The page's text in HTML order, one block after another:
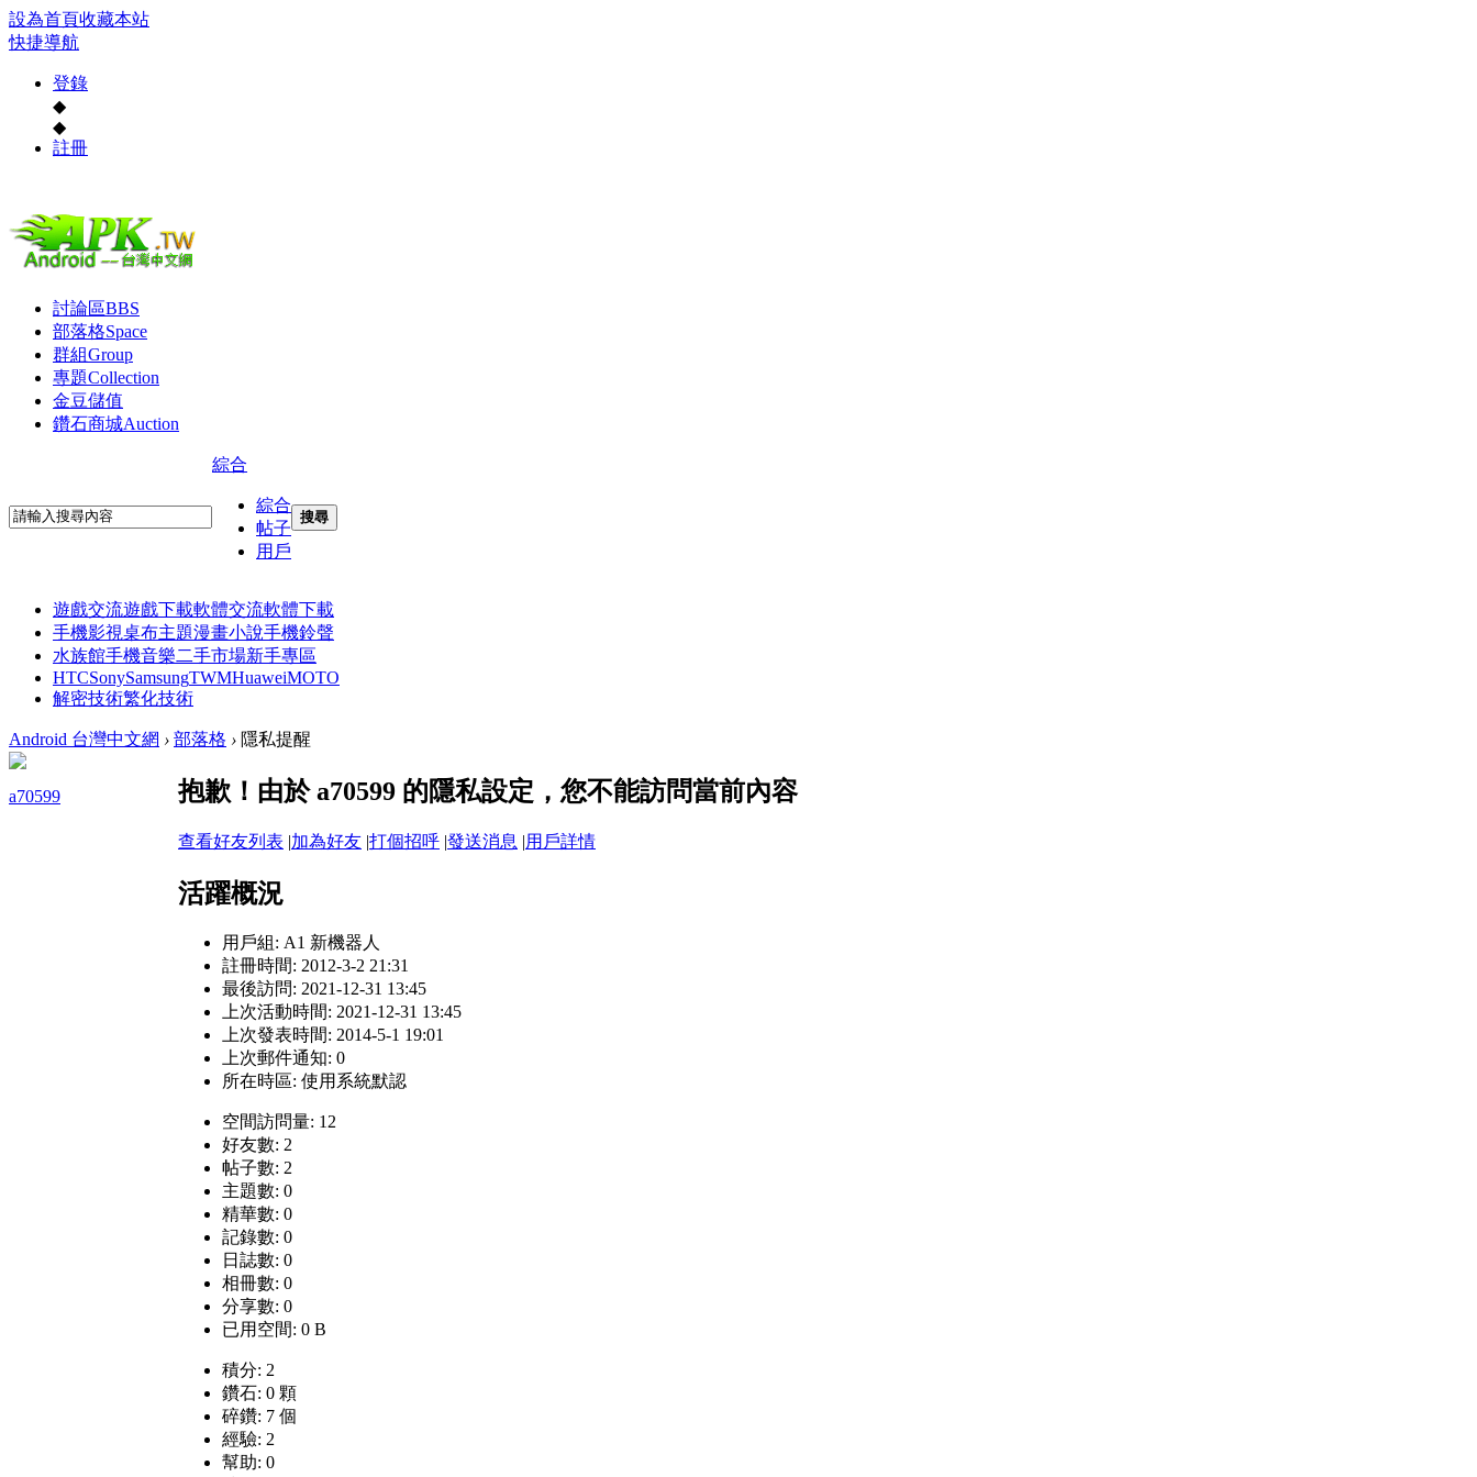
設為首頁收藏本站
快捷導航
登錄
◆
◆
註冊
討論區BBS
部落格Space
群組Group
專題Collection
金豆儲值
鑽石商城Auction
綜合
綜合
帖子
用戶
搜尋
遊戲交流遊戲下載軟體交流軟體下載
手機影視桌布主題漫畫小說手機鈴聲
水族館手機音樂二手市場新手專區
HTCSonySamsungTWMHuaweiMOTO
解密技術繁化技術
Android 台灣中文網 › 部落格 › 隱私提醒
a70599 抱歉！由於 a70599 的隱私設定，您不能訪問當前內容
查看好友列表 |加為好友 |打個招呼 |發送消息 |用戶詳情
活躍概況
用戶組: A1 新機器人
註冊時間: 2012-3-2 21:31
最後訪問: 2021-12-31 13:45
上次活動時間: 2021-12-31 13:45
上次發表時間: 2014-5-1 19:01
上次郵件通知: 0
所在時區: 使用系統默認
空間訪問量: 12
好友數: 2
帖子數: 2
主題數: 0
精華數: 0
記錄數: 0
日誌數: 0
相冊數: 0
分享數: 0
已用空間: 0 B
積分: 2
鑽石: 0 顆
碎鑽: 7 個
經驗: 2
幫助: 0